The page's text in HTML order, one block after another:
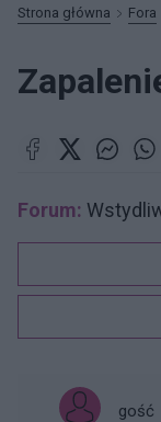
Strona główna Fora
Forum:
gość